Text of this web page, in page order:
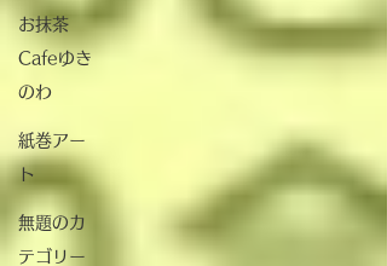
お抹茶
Cafeゆき
のわ
紙巻アー
ト
無題のカ
テゴリー